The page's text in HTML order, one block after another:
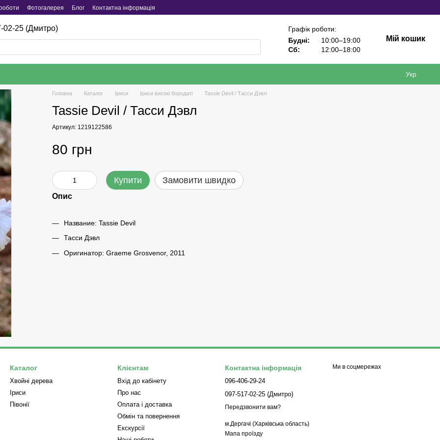
Фотогалерея Блог Контактна інформація
02-25 (Дмитро)
Графік роботи:
Будні:
10:00–19:00
Сб:
12:00–18:00
Мій кошик
Укр
Головна Каталог Iриси Іриси високі бородаті Tassie Devil / Тасси Дэвл
Tassie Devil / Тасси Дэвл
Артикул: 1219122586
80 грн
Купити Замовити швидко
Опис
Название: Tassie Devil
Тасси Дэвл
Оригинатор: Graeme Grosvenor, 2011
Каталог
Хвойні дерева
Iриси
Півонії
Клієнтам
Вхід до кабінету
Про нас
Оплата і доставка
Обмін та повернення
Екскурсії
Контактна інформація
096-406-29-24
097-517-02-25 (Дмитро)
Передзвонити вам?
м.Дергачі (Харківська область)
Мапа проїзду
Ми в соцмережах